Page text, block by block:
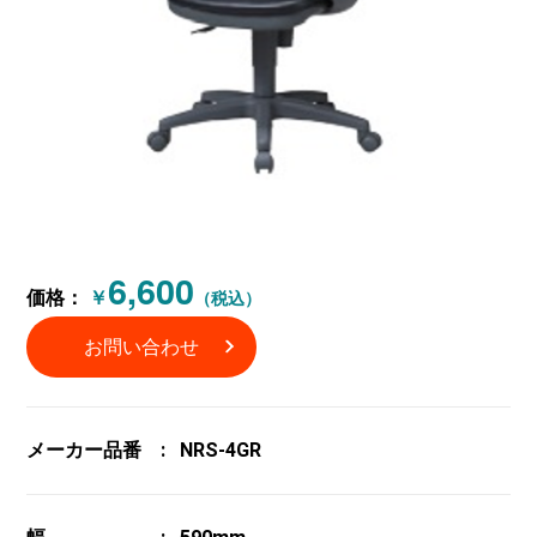
価格： ￥6,600 （税込）
お問い合わせ
メーカー品番 NRS-4GR